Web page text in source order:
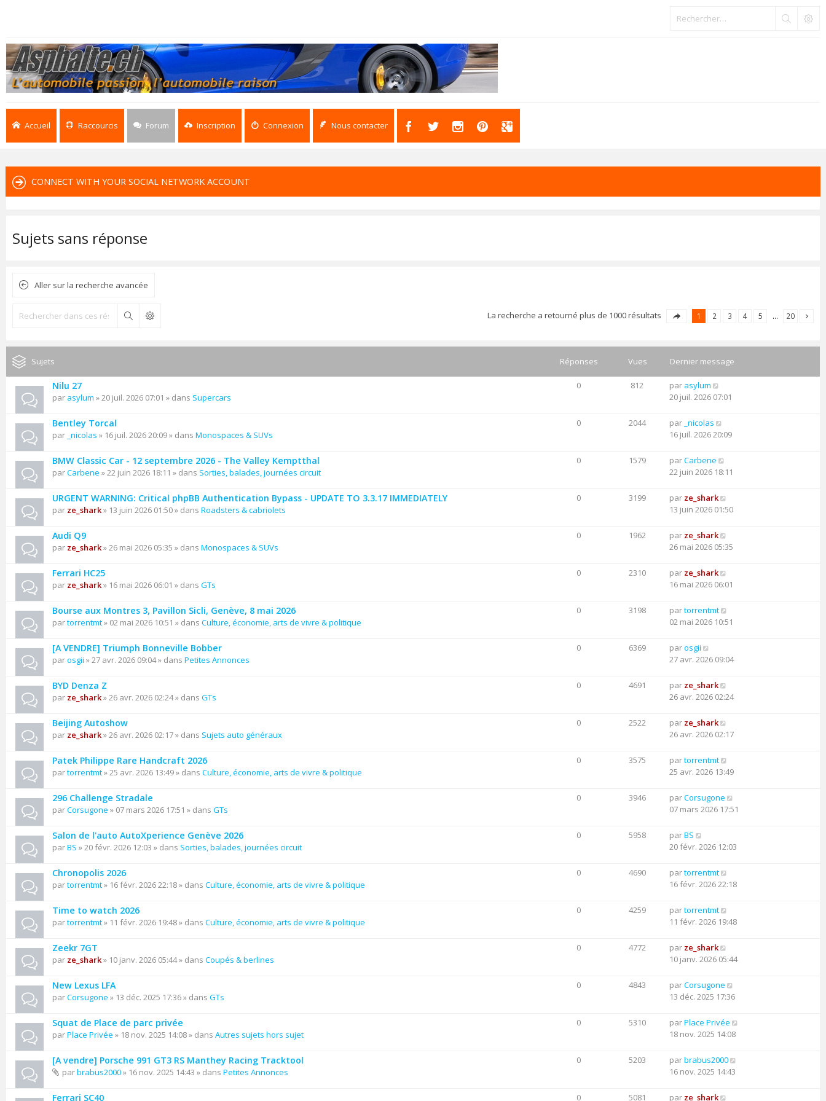
Accueil Raccourcis Forum Inscription Connexion Nous contacter
CONNECT WITH YOUR SOCIAL NETWORK ACCOUNT
Sujets sans réponse
Aller sur la recherche avancée
Rechercher La recherche a retourné plus de 1000 résultats 1 2 3 4 5 … 20
Sujets Réponses Vues Dernier message
Nilu 27
par asylum » 20 juil. 2026 07:01 » dans Supercars
0 812 par asylum
20 juil. 2026 07:01
Bentley Torcal
par _nicolas » 16 juil. 2026 20:09 » dans Monospaces & SUVs
0 2044 par _nicolas
16 juil. 2026 20:09
BMW Classic Car - 12 septembre 2026 - The Valley Kemptthal
parCarbene » 22 juin 2026 18:11 » dans Sorties, balades, journées circuit
0 1579 parCarbene
22 juin 2026 18:11
URGENT WARNING: Critical phpBB Authentication Bypass - UPDATE TO 3.3.17 IMMEDIATELY
par ze_shark» 13 juin 2026 01:50 » dans Roadsters & cabriolets
0 3199 par ze_shark
13 juin 2026 01:50
Audi Q9
par ze_shark» 26 mai 2026 05:35 » dans Monospaces & SUVs
0 1962 par ze_shark
26 mai 2026 05:35
Ferrari HC25
par ze_shark» 16 mai 2026 06:01 » dans GTs
0 2310 par ze_shark
16 mai 2026 06:01
Bourse aux Montres 3, Pavillon Sicli, Genève, 8 mai 2026
partorrentmt» 02 mai 2026 10:51 » dans Culture, économie, arts de vivre & politique
0 3198 partorrentmt
02 mai 2026 10:51
[A VENDRE] Triumph Bonneville Bobber
parosgii » 27 avr. 2026 09:04 » dans Petites Annonces
0 6369 parosgii
27 avr. 2026 09:04
BYD Denza Z
par ze_shark» 26 avr. 2026 02:24 » dans GTs
0 4691 par ze_shark
26 avr. 2026 02:24
Beijing Autoshow
par ze_shark» 26 avr. 2026 02:17 » dans Sujets auto généraux
0 2522 par ze_shark
26 avr. 2026 02:17
Patek Philippe Rare Handcraft 2026
partorrentmt» 25 avr. 2026 13:49 » dans Culture, économie, arts de vivre & politique
0 3575 partorrentmt
25 avr. 2026 13:49
296 Challenge Stradale
parCorsugone » 07 mars 2026 17:51 » dans GTs
0 3946 parCorsugone
07 mars 2026 17:51
Salon de l'auto AutoXperience Genève 2026
parBS » 20 févr. 2026 12:03 » dans Sorties, balades, journées circuit
0 5958 parBS
20 févr. 2026 12:03
Chronopolis 2026
partorrentmt» 16 févr. 2026 22:18 » dans Culture, économie, arts de vivre & politique
0 4690 partorrentmt
16 févr. 2026 22:18
Time to watch 2026
partorrentmt» 11 févr. 2026 19:48 » dans Culture, économie, arts de vivre & politique
0 4259 partorrentmt
11 févr. 2026 19:48
Zeekr 7GT
par ze_shark» 10 janv. 2026 05:44 » dans Coupés & berlines
0 4772 par ze_shark
10 janv. 2026 05:44
New Lexus LFA
parCorsugone » 13 déc. 2025 17:36 » dans GTs
0 4843 parCorsugone
13 déc. 2025 17:36
Squat de Place de parc privée
parPlace Privée » 18 nov. 2025 14:08 » dans Autres sujets hors sujet
0 5310 parPlace Privée
18 nov. 2025 14:08
[A vendre] Porsche 991 GT3 RS Manthey Racing Tracktool
parbrabus2000» 16 nov. 2025 14:43 » dans Petites Annonces
0 5203 parbrabus2000
16 nov. 2025 14:43
Ferrari SC40 0 5081 par ze_shark